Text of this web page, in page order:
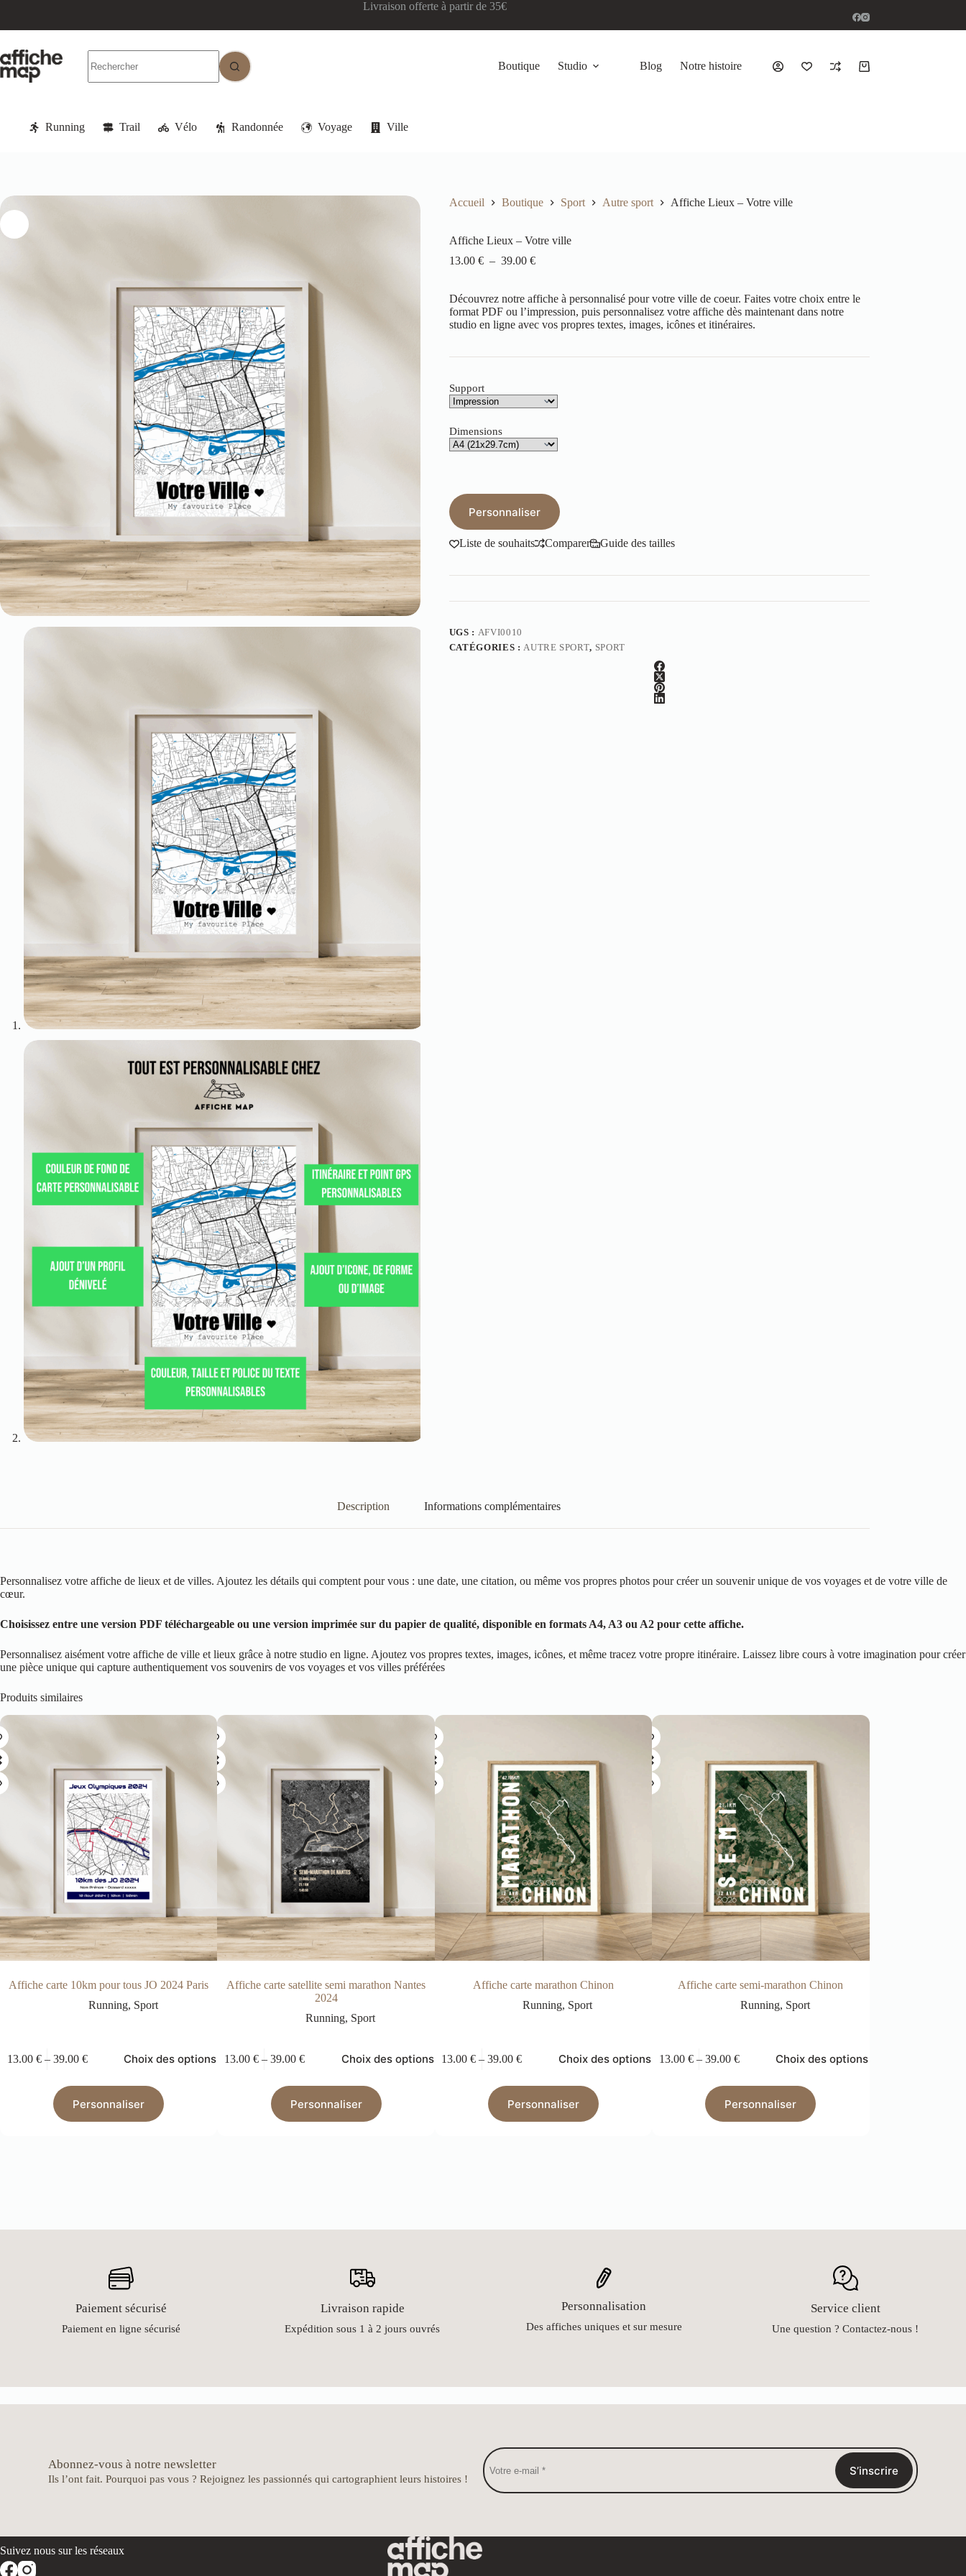
Livraison offerte à partir de 35€
Boutique Studio Blog Notre histoire
Running Trail Vélo Randonnée Voyage Ville
Accueil Boutique Sport Autre sport Affiche Lieux – Votre ville
Affiche Lieux – Votre ville
13.00 € – 39.00 €
Découvrez notre affiche à personnalisé pour votre ville de coeur. Faites votre choix entre le
format PDF ou l’impression, puis personnalisez votre affiche dès maintenant dans notre
studio en ligne avec vos propres textes, images, icônes et itinéraires.
Support
Dimensions
Personnaliser
Liste de souhaits Comparer Guide des tailles
UGS : AFVI0010
CATÉGORIES :AUTRE SPORT, SPORT
Description Informations complémentaires
Personnalisez votre affiche de lieux et de villes. Ajoutez les détails qui comptent pour vous : une date, une citation, ou même vos propres photos pour créer un souvenir unique de vos voyages et de votre ville de
cœur.
Choisissez entre une version PDF téléchargeable ou une version imprimée sur du papier de qualité, disponible en formats A4, A3 ou A2 pour cette affiche.
Personnalisez aisément votre affiche de ville et lieux grâce à notre studio en ligne. Ajoutez vos propres textes, images, icônes, et même tracez votre propre itinéraire. Laissez libre cours à votre imagination pour créer
une pièce unique qui capture authentiquement vos souvenirs de vos voyages et vos villes préférées
Produits similaires
Affiche carte 10km pour tous JO 2024 Paris
Running, Sport
13.00 €– 39.00 € Choix des options
Personnaliser
Affiche carte satellite semi marathon Nantes
2024
Running, Sport
13.00 €– 39.00 € Choix des options
Personnaliser
Affiche carte marathon Chinon
Running, Sport
13.00€ –39.00€ Choix des options
Personnaliser
Affiche carte semi-marathon Chinon
Running, Sport
13.00 €– 39.00 € Choix des options
Personnaliser
Paiement sécurisé
Paiement en ligne sécurisé
Livraison rapide
Expédition sous 1 à 2 jours ouvrés
Personnalisation
Des affiches uniques et sur mesure
Service client
Une question ? Contactez-nous !
Abonnez-vous à notre newsletter
Ils l’ont fait. Pourquoi pas vous ? Rejoignez les passionnés qui cartographient leurs histoires !
S’inscrire